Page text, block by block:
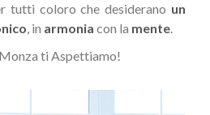
tutti coloro che desiderano un
, in armonia con la mente.
ti Aspettiamo!